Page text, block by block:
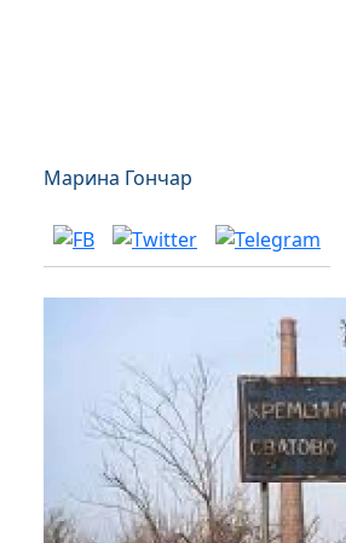
Марина Гончар